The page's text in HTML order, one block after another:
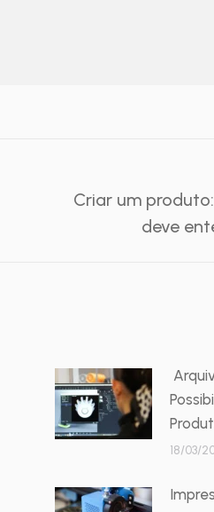
Próximo
Criar um
deve
18/03/